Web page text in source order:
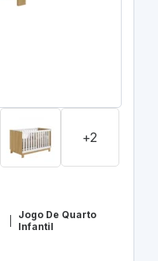
+2
Jogo De Quarto
Infantil